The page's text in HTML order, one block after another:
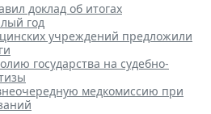
доклад об итогах
год
учреждений предложили
государства на судебно-
медкомиссию при